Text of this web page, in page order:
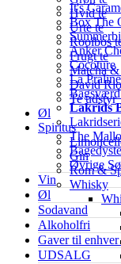
Hvid te
Urte te
Rooibos
Frugt te
Matcha
David
Te udstyr
Øl
Spiritus
Gin
Rom &
Whisky
It's
Box The
Anker
Cocoture
La
Lakrids
The
Øvrige
Vin
Øl
Sodavand
Alkoholfri
Gaver til
UDSALG